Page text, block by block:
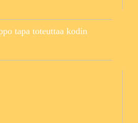
tapa toteuttaa kodin